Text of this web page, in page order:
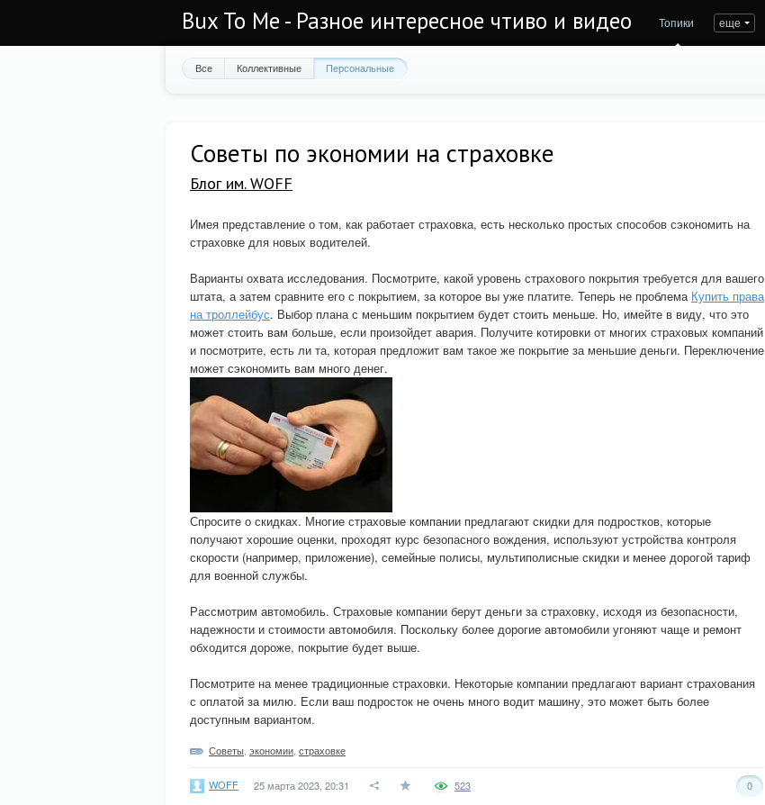
Bux To Me - Разное интересное чтиво и видео Топики еще
Все Коллективные Персональные
Советы по экономии на страховке
Блог им. WOFF
Имея представление о том, как работает страховка, есть несколько простых способов сэкономить на
страховке для новых водителей.
Варианты охвата исследования. Посмотрите, какой уровень страхового покрытия требуется для вашего
штата, а затем сравните его с покрытием, за которое вы уже платите. Теперь не проблема Купить права
на троллейбус. Выбор плана с меньшим покрытием будет стоить меньше. Но, имейте в виду, что это
может стоить вам больше, если произойдет авария. Получите котировки от многих страховых компаний
и посмотрите, есть ли та, которая предложит вам такое же покрытие за меньшие деньги. Переключение
может сэкономить вам много денег.
Спросите о скидках. Многие страховые компании предлагают скидки для подростков, которые
получают хорошие оценки, проходят курс безопасного вождения, используют устройства контроля
скорости (например, приложение), семейные полисы, мультиполисные скидки и менее дорогой тариф
для военной службы.
Рассмотрим автомобиль. Страховые компании берут деньги за страховку, исходя из безопасности,
надежности и стоимости автомобиля. Поскольку более дорогие автомобили угоняют чаще и ремонт
обходится дороже, покрытие будет выше.
Посмотрите на менее традиционные страховки. Некоторые компании предлагают вариант страхования
с оплатой за милю. Если ваш подросток не очень много водит машину, это может быть более
доступным вариантом.
Советы экономии страховке
WOFF 25 марта 2023, 20:31 0
523